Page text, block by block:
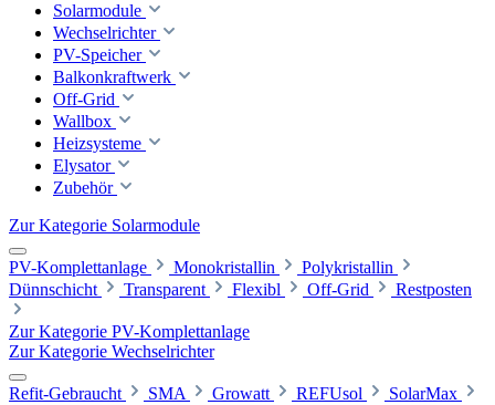
Solarmodule
Wechselrichter
PV-Speicher
Balkonkraftwerk
Off-Grid
Wallbox
Heizsysteme
Elysator
Zubehör
Zur Kategorie Solarmodule
PV-Komplettanlage Monokristallin
Polykristallin
Dünnschicht
Transparent Flexibl Off-Grid Restposten
Zur Kategorie PV-Komplettanlage
Zur Kategorie Wechselrichter
Refit-Gebraucht SMA Growatt REFUsol
SolarMax